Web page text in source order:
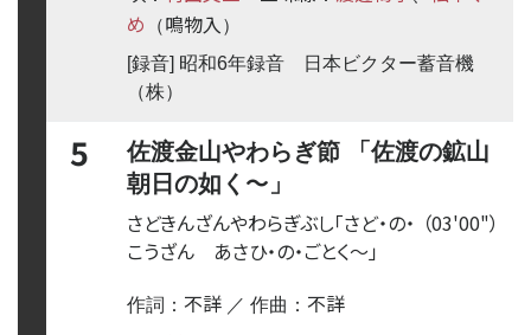
め
（鳴物入 ）
[録音] 昭和6年録音 日本ビクター蓄音機
（株）
5
佐渡金山やわらぎ節 「佐渡の鉱山
朝日の如く 〜 」
（03'00"）
さどきんざんやわらぎぶし「さど・の・
こうざん あさひ・の・ごとく〜 」
作詞： 不詳 ／ 作曲： 不詳